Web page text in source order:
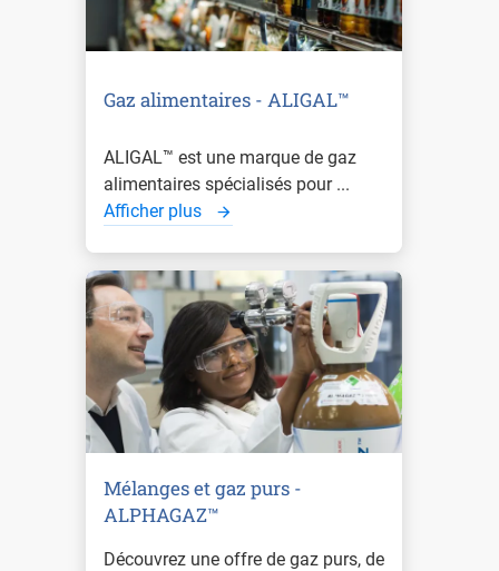
Gaz alimentaires - ALIGAL™
ALIGAL™ est une marque de gaz
alimentaires spécialisés pour ...
Afficher plus
Mélanges et gaz purs -
ALPHAGAZ™
Découvrez une offre de gaz purs, de